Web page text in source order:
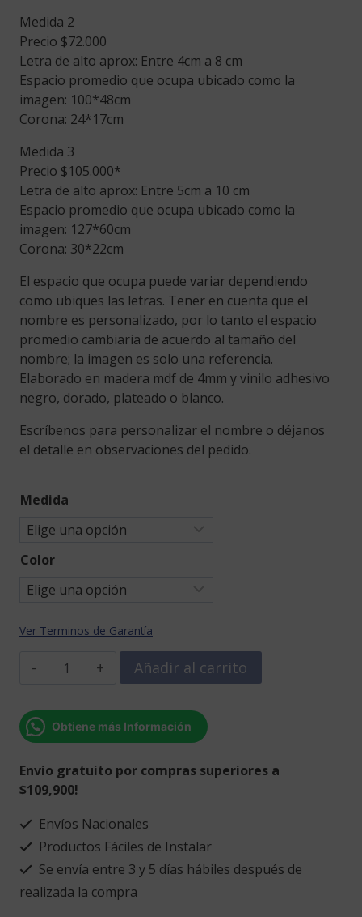
Medida 2
Precio $72.000
Letra de alto aprox: Entre 4cm a 8 cm
Espacio promedio que ocupa ubicado como la
imagen: 100*48cm
Corona: 24*17cm
Medida 3
Precio $105.000*
Letra de alto aprox: Entre 5cm a 10 cm
Espacio promedio que ocupa ubicado como la
imagen: 127*60cm
Corona: 30*22cm
El espacio que ocupa puede variar dependiendo
como ubiques las letras. Tener en cuenta que el
nombre es personalizado, por lo tanto el espacio
promedio cambiaria de acuerdo al tamaño del
nombre; la imagen es solo una referencia.
Elaborado en madera mdf de 4mm y vinilo adhesivo
negro, dorado, plateado o blanco.
Escríbenos para personalizar el nombre o déjanos
el detalle en observaciones del pedido.
Medida
Color
Ver Terminos de Garantía
Frase
vez
una
llamada
(nombre
personalizado)
corona
cantidad
Añadir al carrito
Obtiene más Información
Envío gratuito por compras superiores a
$109,900!
Envíos Nacionales
Productos Fáciles de Instalar
Se envía entre 3 y 5 días hábiles después de
realizada la compra